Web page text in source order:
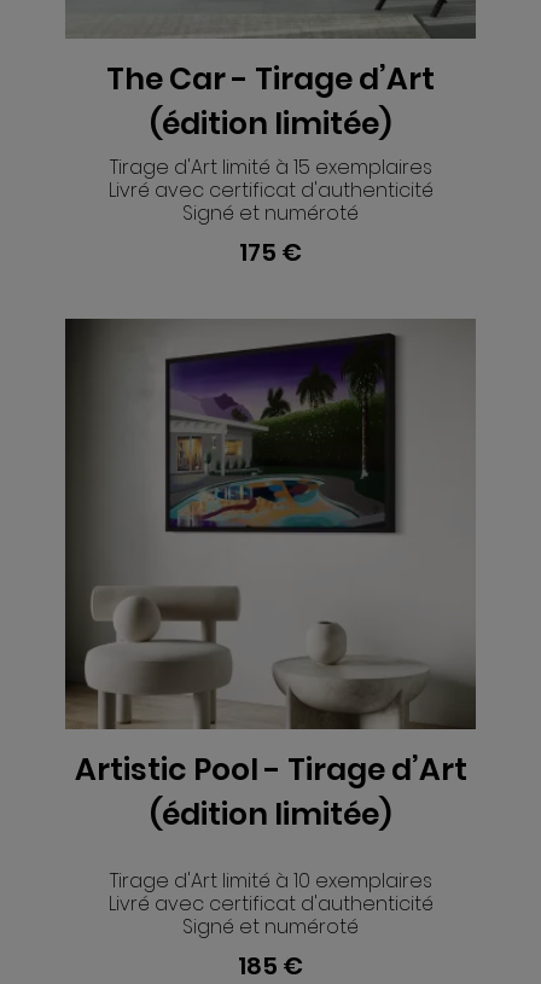
The Car - Tirage d’Art
(édition limitée)
Tirage d'Art limité à 15 exemplaires
Livré avec certificat d'authenticité
Signé et numéroté
175 €
VOIR
Artistic Pool - Tirage d’Art
(édition limitée)
Tirage d'Art limité à 10 exemplaires
Livré avec certificat d'authenticité
Signé et numéroté
185 €
VOIR